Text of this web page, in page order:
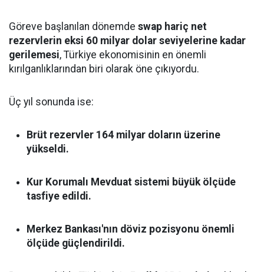
Göreve başlanılan dönemde swap hariç net
rezervlerin eksi 60 milyar dolar seviyelerine kadar
gerilemesi, Türkiye ekonomisinin en önemli
kırılganlıklarından biri olarak öne çıkıyordu.
Üç yıl sonunda ise:
Brüt rezervler 164 milyar doların üzerine
yükseldi.
Kur Korumalı Mevduat sistemi büyük ölçüde
tasfiye edildi.
Merkez Bankası'nın döviz pozisyonu önemli
ölçüde güçlendirildi.